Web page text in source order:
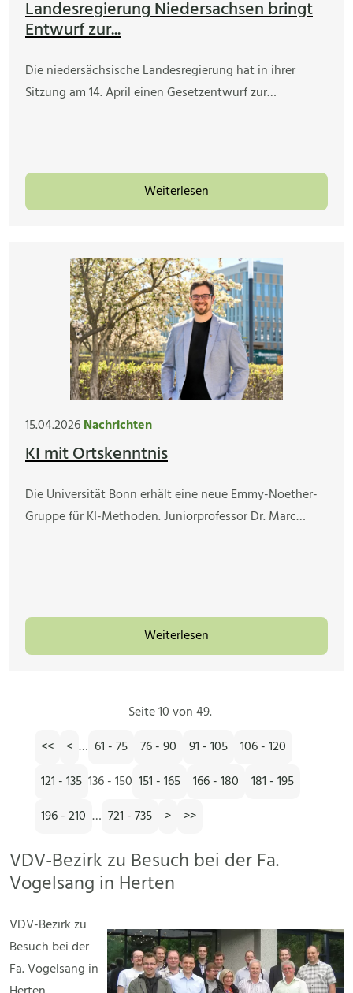
Landesregierung Niedersachsen bringt
Entwurf zur...
Die niedersächsische Landesregierung hat in ihrer
Sitzung am 14. April einen Gesetzentwurf zur…
Weiterlesen
15.04.2026Nachrichten
KI mit Ortskenntnis
Die Universität Bonn erhält eine neue Emmy-Noether-
Gruppe für KI-Methoden. Juniorprofessor Dr. Marc…
Weiterlesen
Seite 10 von 49.
<<
< … 61 - 75 76 - 90 91 - 105
106 - 120
121 - 135 136 - 150 151 - 165 166 - 180
181 - 195
196 - 210 … 721 - 735 > >>
VDV-Bezirk zu Besuch bei der Fa.
Vogelsang in Herten
VDV-Bezirk zu
Besuch bei der
Fa. Vogelsang in